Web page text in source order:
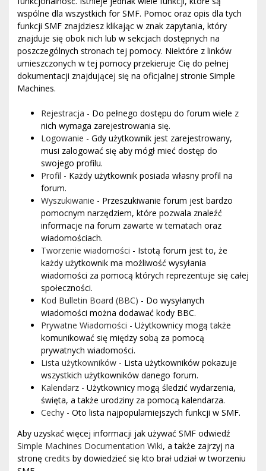
wspólne dla wszystkich for SMF. Pomoc oraz opis dla tych
funkcji SMF znajdziesz klikając w znak zapytania, który
znajduje się obok nich lub w sekcjach dostępnych na
poszczególnych stronach tej pomocy. Niektóre z linków
umieszczonych w tej pomocy przekieruje Cię do pełnej
dokumentacji znajdującej się na oficjalnej stronie Simple
Machines.
Rejestracja - Do pełnego dostępu do forum wiele z
nich wymaga zarejestrowania się.
Logowanie - Gdy użytkownik jest zarejestrowany,
musi zalogować się aby mógł mieć dostęp do
swojego profilu.
Profil - Każdy użytkownik posiada własny profil na
forum.
Wyszukiwanie - Przeszukiwanie forum jest bardzo
pomocnym narzędziem, które pozwala znaleźć
informacje na forum zawarte w tematach oraz
wiadomościach.
Tworzenie wiadomości - Istotą forum jest to, że
każdy użytkownik ma możliwość wysyłania
wiadomości za pomocą których reprezentuje się całej
społeczności.
Kod Bulletin Board (BBC) - Do wysyłanych
wiadomości można dodawać kody BBC.
Prywatne Wiadomości - Użytkownicy mogą także
komunikować się między sobą za pomocą
prywatnych wiadomości.
Lista użytkowników - Lista użytkowników pokazuje
wszystkich użytkowników danego forum.
Kalendarz - Użytkownicy mogą śledzić wydarzenia,
święta, a także urodziny za pomocą kalendarza.
Cechy - Oto lista najpopularniejszych funkcji w SMF.
Aby uzyskać więcej informacji jak używać SMF odwiedź
Simple Machines Documentation Wiki, a także zajrzyj na
stronę credits by dowiedzieć się kto brał udział w tworzeniu